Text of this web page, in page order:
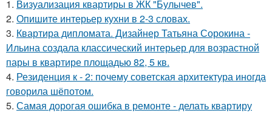
1. Визуализация квартиры в ЖК "Булычев".
2. Опишите интерьер кухни в 2-3 словах.
3. Квартира дипломата. Дизайнер Татьяна Сорокина -
Ильина создала классический интерьер для возрастной
пары в квартире площадью 82, 5 кв.
4. Резиденция к - 2: почему советская архитектура иногда
говорила шёпотом.
5. Самая дорогая ошибка в ремонте - делать квартиру